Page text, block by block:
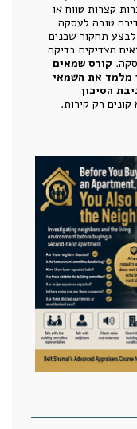
קצרות טווח או
טובה לעסקה
תחקור שכנים
מצדיקים בדיקה
קורס שמאים
מלמד את השמאי
הסיכון
רק קירות.